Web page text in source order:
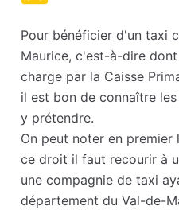
Pour bénéficier d'un taxi
Maurice, c'est-à-dire
charge par la Caisse
il est bon de connaître
y prétendre.
On peut noter en
ce droit il faut recourir à
une compagnie de taxi
département du Val-de-